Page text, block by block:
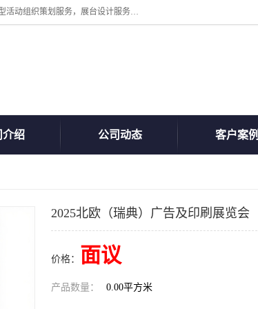
广州中际展览策划有限公司成立于2005年，注册地位于广州市番禺区洛浦街。经营范围包括会议及展览服务，大型活动组织策划服务，展台设计服务，广告业等；主要从事国外广告、标识、印花、LED、照明、光电、灯光、音响、视听、电子展览会等，展位预定-展品运输-签证-行程安排-补贴一站式服务。
介绍 公司动态 客户案例
2025北欧（瑞典）广告及印刷展览会
价格： 面议
产品数量： 0.00平方米